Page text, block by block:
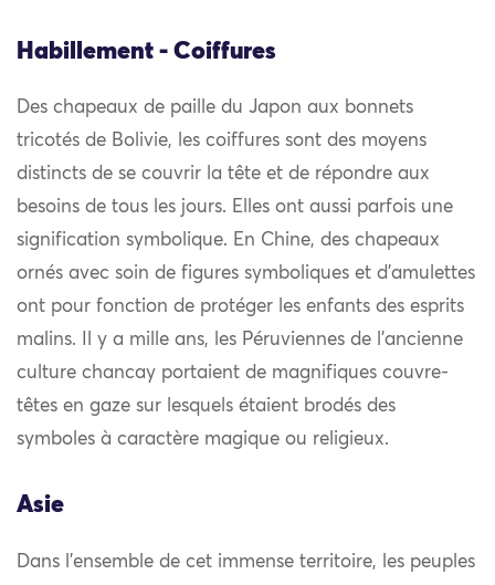
Habillement - Coiffures
Des chapeaux de paille du Japon aux bonnets
tricotés de Bolivie, les coiffures sont des moyens
distincts de se couvrir la tête et de répondre aux
besoins de tous les jours. Elles ont aussi parfois une
signification symbolique. En Chine, des chapeaux
ornés avec soin de figures symboliques et d’amulettes
ont pour fonction de protéger les enfants des esprits
malins. Il y a mille ans, les Péruviennes de l’ancienne
culture chancay portaient de magnifiques couvre-
têtes en gaze sur lesquels étaient brodés des
symboles à caractère magique ou religieux.
Asie
Dans l’ensemble de cet immense territoire, les peuples